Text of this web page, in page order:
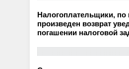
Налогоплательщики, по
произведен возврат
погашении налоговой